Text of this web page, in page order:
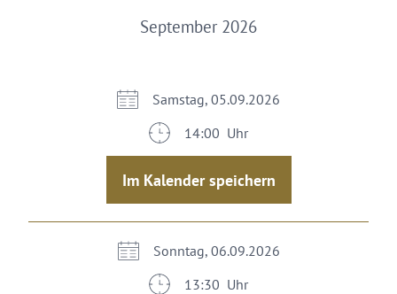
September 2026
Samstag, 05.09.2026
14:00 Uhr
Im Kalender speichern
Sonntag, 06.09.2026
13:30 Uhr